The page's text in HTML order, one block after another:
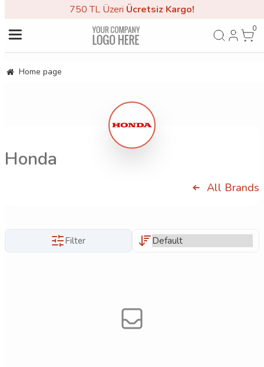
750 TL Üzeri Ücretsiz Kargo!
0
Home page
Honda
All Brands
Filter